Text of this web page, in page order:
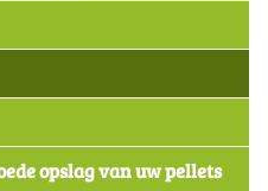
opslag van uw pellets